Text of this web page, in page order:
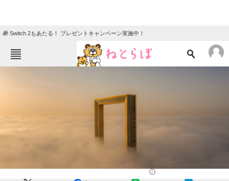
🎁 Switch 2もあたる！ プレゼントキャンペーン実施中！
クイズ